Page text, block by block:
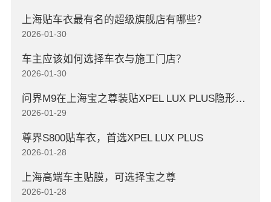
上海贴车衣最有名的超级旗舰店有哪些？
2026-01-30
车主应该如何选择车衣与施工门店？
2026-01-30
问界M9在上海宝之尊装贴XPEL LUX PLUS隐形车衣
2026-01-29
尊界S800贴车衣，首选XPEL LUX PLUS
2026-01-28
上海高端车主贴膜，可选择宝之尊
2026-01-28